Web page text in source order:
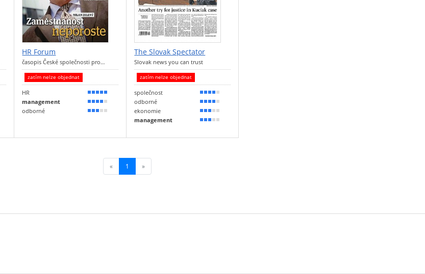
HR Forum
časopis České společnosti pro…
zatím nelze objednat
HR
90 %
management
80 %
odborné
50 %
The Slovak Spectator
Slovak news you can trust
zatím nelze objednat
společnost
80 %
odborné
70 %
ekonomie
60 %
management
50 %
« 1 (current)
»